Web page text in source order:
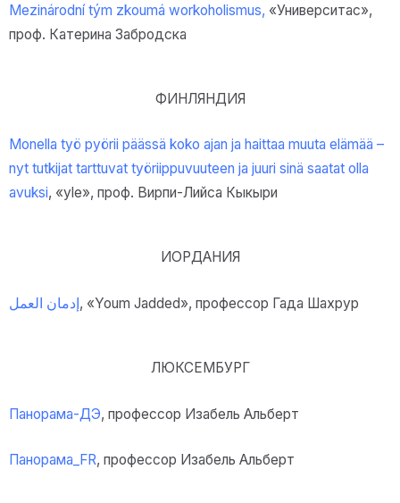
Mezinárodní tým zkoumá workoholismus, «Университас»,
проф. Катерина Забродска
ФИНЛЯНДИЯ
Monella työ pyörii päässä koko ajan ja haittaa muuta elämää –
nyt tutkijat tarttuvat työriippuvuuteen ja juuri sinä saatat olla
avuksi, «yle», проф. Вирпи-Лийса Кыкыри
ИОРДАНИЯ
إدمان العمل, «Youm Jadded», профессор Гада Шахрур
ЛЮКСЕМБУРГ
Панорама-ДЭ, профессор Изабель Альберт
Панорама_FR, профессор Изабель Альберт